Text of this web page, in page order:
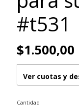
#t531
$1.500,00
Ver cuotas y
Cantidad